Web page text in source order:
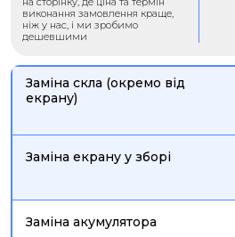
виконання замовлення краще,
ніж у нас, і ми зробимо
дешевшими
Заміна скла (окремо від
екрану)
Заміна екрану у зборі
Заміна акумулятора